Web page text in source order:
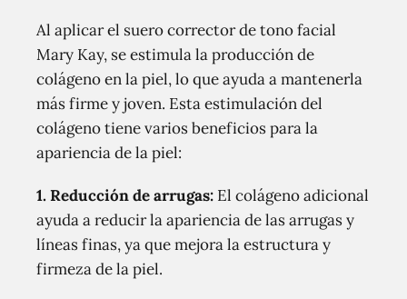
Al aplicar el suero corrector de tono facial
Mary Kay, se estimula la producción de
colágeno en la piel, lo que ayuda a mantenerla
más firme y joven. Esta estimulación del
colágeno tiene varios beneficios para la
apariencia de la piel:
1. Reducción de arrugas: El colágeno adicional
ayuda a reducir la apariencia de las arrugas y
líneas finas, ya que mejora la estructura y
firmeza de la piel.